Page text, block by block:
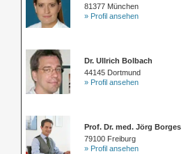
81377 München
» Profil ansehen
Dr. Ullrich Bolbach
44145 Dortmund
» Profil ansehen
Prof. Dr. med. Jörg Borges
79100 Freiburg
» Profil ansehen